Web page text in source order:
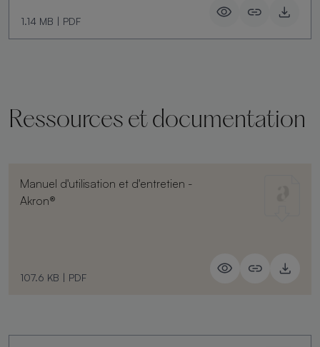
1.14 MB | PDF
Ressources et documentation
Manuel d'utilisation et d'entretien -
Akron®
107.6 KB | PDF